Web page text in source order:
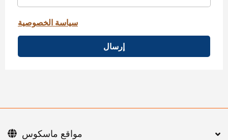
سياسة الخصوصية
إرسال
مواقع ماسكوس